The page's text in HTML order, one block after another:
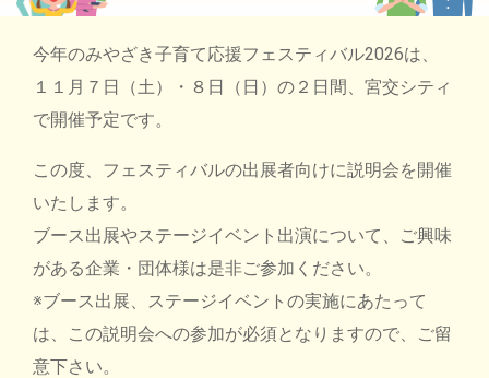
今年のみやざき子育て応援フェスティバル2026は、
１１月７日（土）・８日（日）の２日間、宮交シティ
で開催予定です。
この度、フェスティバルの出展者向けに説明会を開催
いたします。
ブース出展やステージイベント出演について、ご興味
がある企業・団体様は是非ご参加ください。
※ブース出展、ステージイベントの実施にあたって
は、この説明会への参加が必須となりますので、ご留
意下さい。